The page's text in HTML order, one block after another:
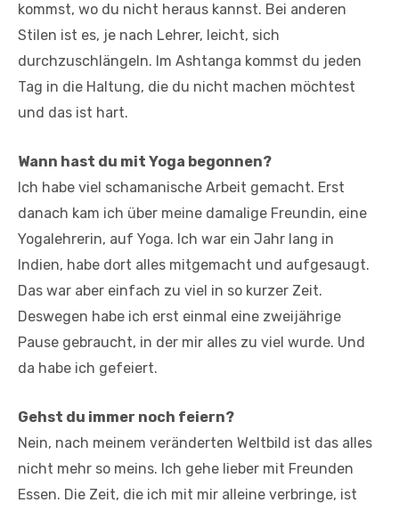
kommst, wo du nicht heraus kannst. Bei anderen
Stilen ist es, je nach Lehrer, leicht, sich
durchzuschlängeln. Im Ashtanga kommst du jeden
Tag in die Haltung, die du nicht machen möchtest
und das ist hart.
Wann hast du mit Yoga begonnen?
Ich habe viel schamanische Arbeit gemacht. Erst
danach kam ich über meine damalige Freundin, eine
Yogalehrerin, auf Yoga. Ich war ein Jahr lang in
Indien, habe dort alles mitgemacht und aufgesaugt.
Das war aber einfach zu viel in so kurzer Zeit.
Deswegen habe ich erst einmal eine zweijährige
Pause gebraucht, in der mir alles zu viel wurde. Und
da habe ich gefeiert.
Gehst du immer noch feiern?
Nein, nach meinem veränderten Weltbild ist das alles
nicht mehr so meins. Ich gehe lieber mit Freunden
Essen. Die Zeit, die ich mit mir alleine verbringe, ist